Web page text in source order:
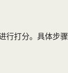
行打分。具体步骤